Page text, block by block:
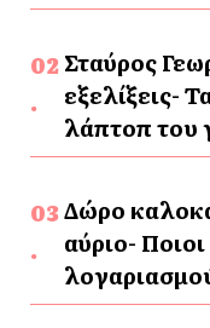
Σταύρος
εξελίξεις-
λάπτοπ του
Δώρο
αύριο-